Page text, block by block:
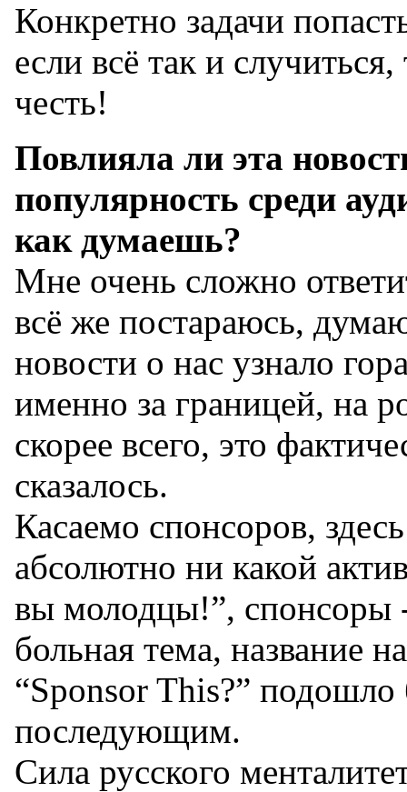
Конкретно задачи
если всё так и
честь!
Повлияла ли эта
популярность среди
как думаешь?
Мне очень сложно
всё же постараюсь,
новости о нас узнало
именно за границей, на
скорее всего, это
сказалось.
Касаемо спонсоров,
абсолютно ни какой
вы молодцы!”, спонсоры
больная тема, название
“Sponsor This?”
последующим.
Сила русского